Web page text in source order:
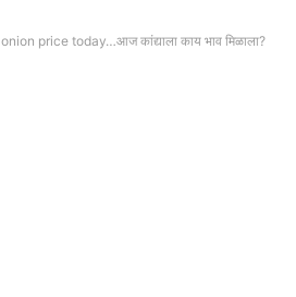
onion price today…आज कांद्याला काय भाव मिळाला?